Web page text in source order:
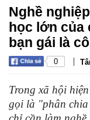
Nghề
học lớn của
bạn gái là
0 |
Trong xã hội
gọi là "phân